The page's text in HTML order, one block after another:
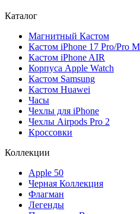
Каталог
Магнитный Кастом
Кастом iPhone 17 Pro/Pro
Кастом iPhone AIR
Корпуса Apple Watch
Кастом Samsung
Кастом Huawei
Часы
Чехлы для iPhone
Чехлы Airpods Pro 2
Кроссовки
Коллекции
Apple 50
Черная Коллекция
Флагман
Легенды